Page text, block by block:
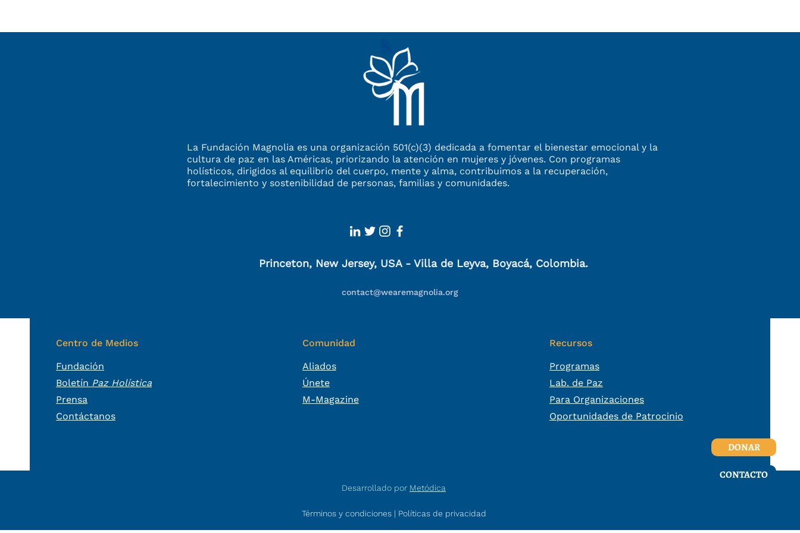
CONTACTO
DONAR
La Fundación Magnolia es una organización 501(c)(3) dedicada a fomentar el bienestar emocional y la
cultura de paz en las Américas, priorizando la atención en mujeres y jóvenes. Con programas
holísticos, dirigidos al equilibrio del cuerpo, mente y alma, contribuimos a la recuperación,
fortalecimiento y sostenibilidad de personas, familias y comunidades.
Princeton, New Jersey, USA - Villa de Leyva, Boyacá, Colombia.
contact@wearemagnolia.org
Centro de Medios
Fundación
Boletín Paz Holística
Prensa
Contáctanos
Comunidad
Aliados
Únete
M-Magazine
Recursos
Programas
Lab. de Paz
Para Organizaciones
Oportunidades de Patrocinio
Desarrollado por Metódica
Términos y condiciones| Políticas de privacidad